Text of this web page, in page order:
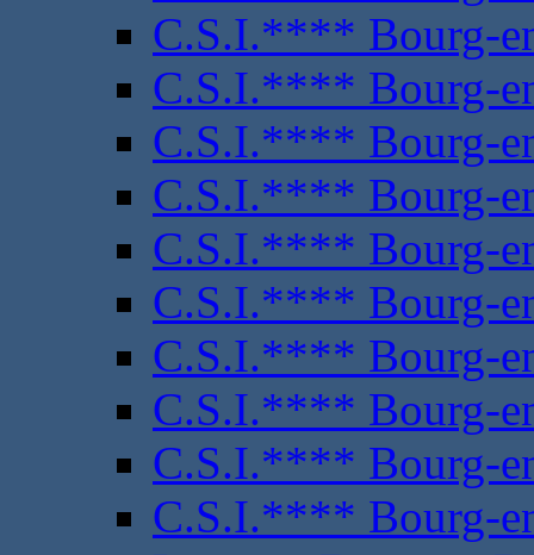
C.S.I.**** Bourg-
C.S.I.**** Bourg-
C.S.I.**** Bourg-
C.S.I.**** Bourg-
C.S.I.**** Bourg-
C.S.I.**** Bourg-
C.S.I.**** Bourg-
C.S.I.**** Bourg-
C.S.I.**** Bourg-
C.S.I.**** Bourg-